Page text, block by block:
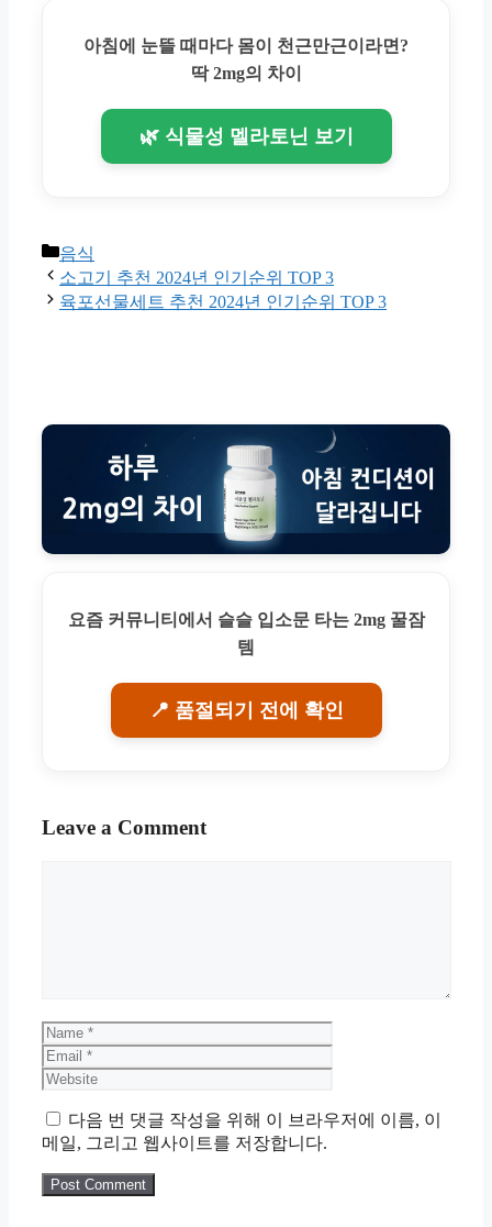
아침에 눈뜰 때마다 몸이 천근만근이라면?
딱 2mg의 차이
🌿 식물성 멜라토닌 보기
Categories
음식
소고기 추천 2024년 인기순위 TOP 3
육포선물세트 추천 2024년 인기순위 TOP 3
요즘 커뮤니티에서 슬슬 입소문 타는 2mg 꿀잠
템
📍 품절되기 전에 확인
Leave a Comment
Name
다음 번 댓글 작성을 위해 이 브라우저에 이름, 이
메일, 그리고 웹사이트를 저장합니다.